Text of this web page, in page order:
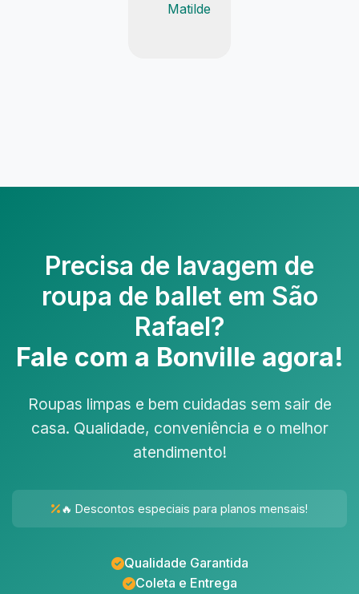
Matilde
Precisa de lavagem de
roupa de ballet em São
Rafael?
Fale com a Bonville agora!
Roupas limpas e bem cuidadas sem sair de
casa. Qualidade, conveniência e o melhor
atendimento!
🔥 Descontos especiais para planos mensais!
Qualidade Garantida
Coleta e Entrega